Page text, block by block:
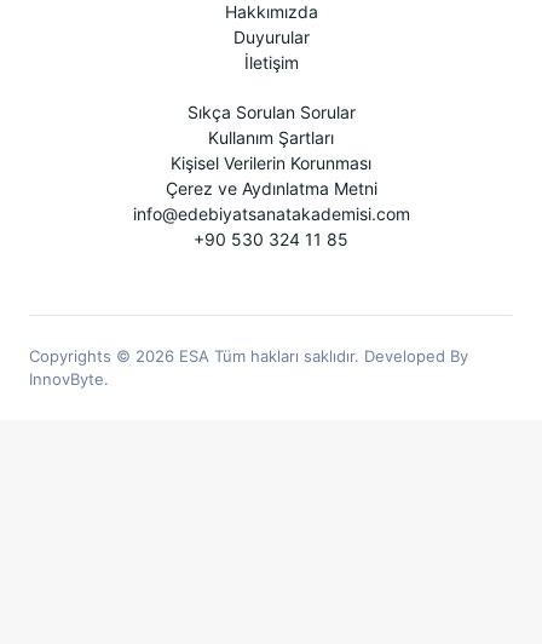
Hakkımızda
Duyurular
İletişim
Sıkça Sorulan Sorular
Kullanım Şartları
Kişisel Verilerin Korunması
Çerez ve Aydınlatma Metni
info@edebiyatsanatakademisi.com
+90 530 324 11 85
Copyrights © 2026 ESA Tüm hakları saklıdır. Developed By
InnovByte.